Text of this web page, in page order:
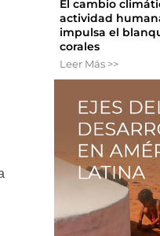
El cambio
actividad
impulsa el
corales
Leer Más >>